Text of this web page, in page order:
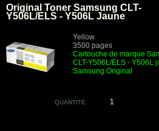
Original Toner Samsung CLT-
Y506L/ELS - Y506L Jaune
Yellow
3500 pages
Cartouche de marque
CLT-Y506L/ELS - Y506L
Samsung Original
QUANTITÉ